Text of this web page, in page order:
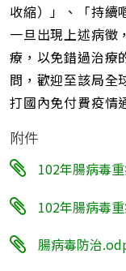
收縮）」、「持續
一旦出現上述病徵
療，以免錯過治療
問，歡迎至該局全
打國內免付費疫情
附件
102年腸病毒
102年腸病毒
腸病毒防治